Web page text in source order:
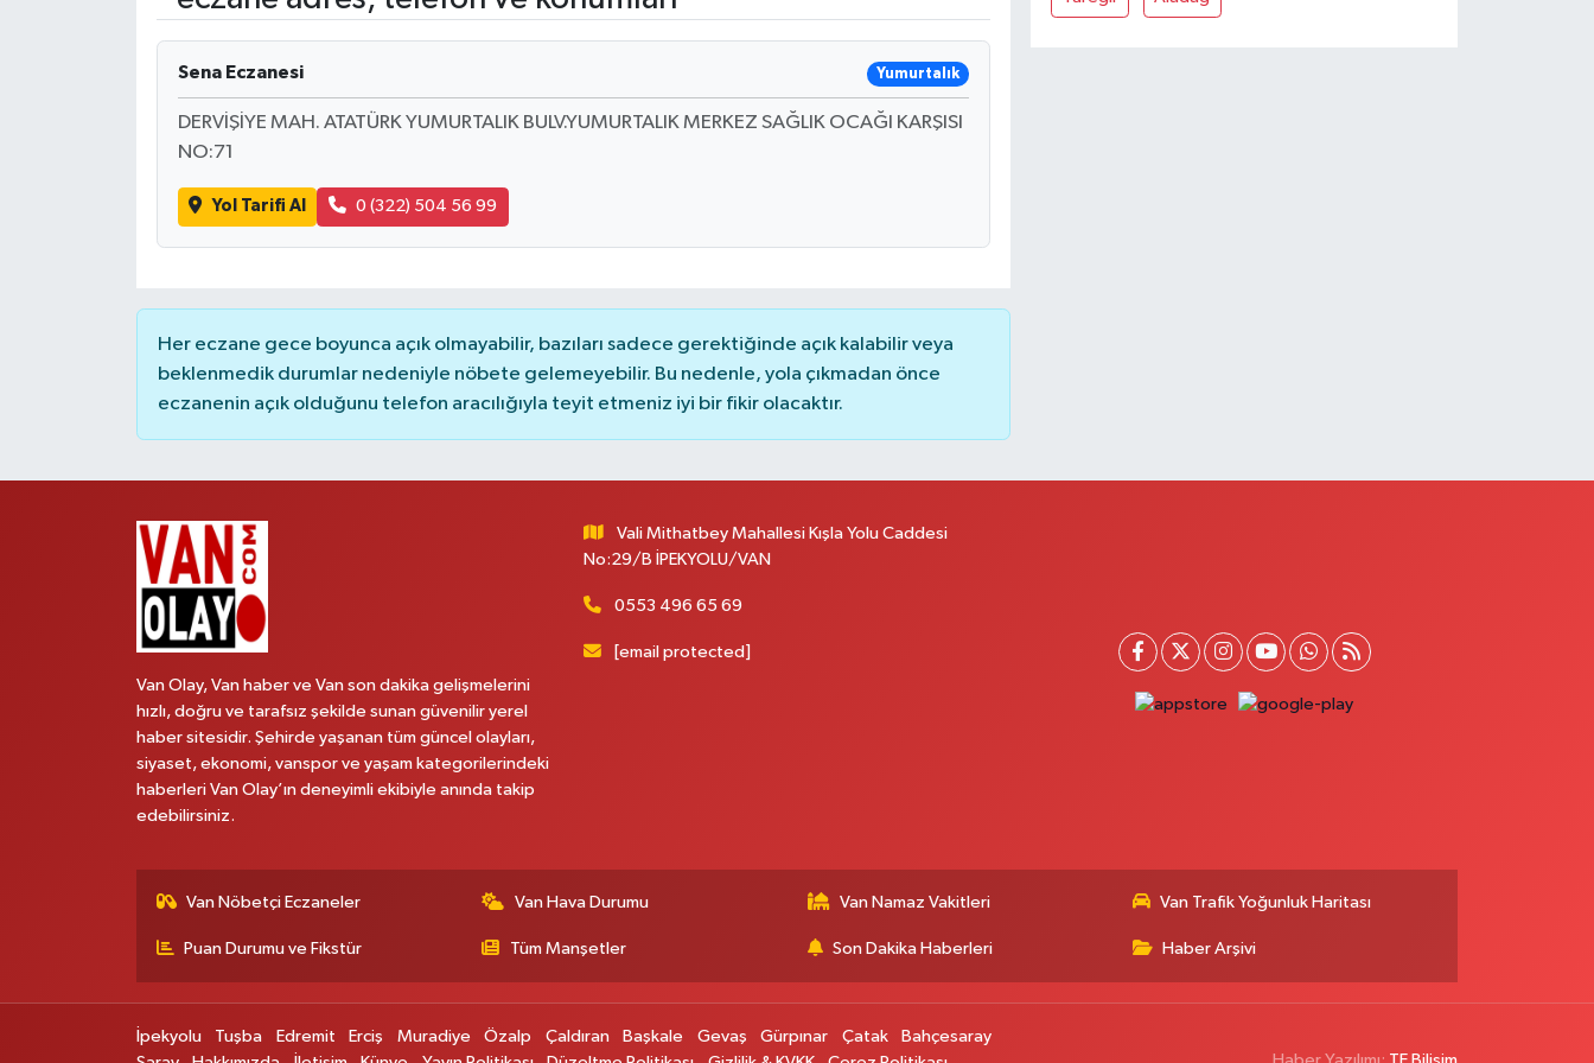
Sena Eczanesi Yumurtalık
DERVİŞİYE MAH. ATATÜRK YUMURTALIK BULV.YUMURTALIK MERKEZ SAĞLIK OCAĞI KARŞISI
NO:71
Yol Tarifi Al 0 (322) 504 56 99
Her eczane gece boyunca açık olmayabilir, bazıları sadece gerektiğinde açık kalabilir veya
beklenmedik durumlar nedeniyle nöbete gelemeyebilir. Bu nedenle, yola çıkmadan önce
eczanenin açık olduğunu telefon aracılığıyla teyit etmeniz iyi bir fikir olacaktır.
Van Olay, Van haber ve Van son dakika gelişmelerini
hızlı, doğru ve tarafsız şekilde sunan güvenilir yerel
haber sitesidir. Şehirde yaşanan tüm güncel olayları,
siyaset, ekonomi, vanspor ve yaşam kategorilerindeki
haberleri Van Olay’ın deneyimli ekibiyle anında takip
edebilirsiniz.
Vali Mithatbey Mahallesi Kışla Yolu Caddesi
No:29/B İPEKYOLU/VAN
0553 496 65 69
[email protected]
Van Nöbetçi Eczaneler Van Hava Durumu Van Namaz Vakitleri Van Trafik Yoğunluk Haritası
Puan Durumu ve Fikstür Tüm Manşetler Son Dakika Haberleri Haber Arşivi
İpekyolu Tuşba Edremit Erciş Muradiye Özalp Çaldıran Başkale Gevaş Gürpınar Çatak
Bahçesaray
Haber Yazılımı: TE Bilişim
RESMİ İLANLAR